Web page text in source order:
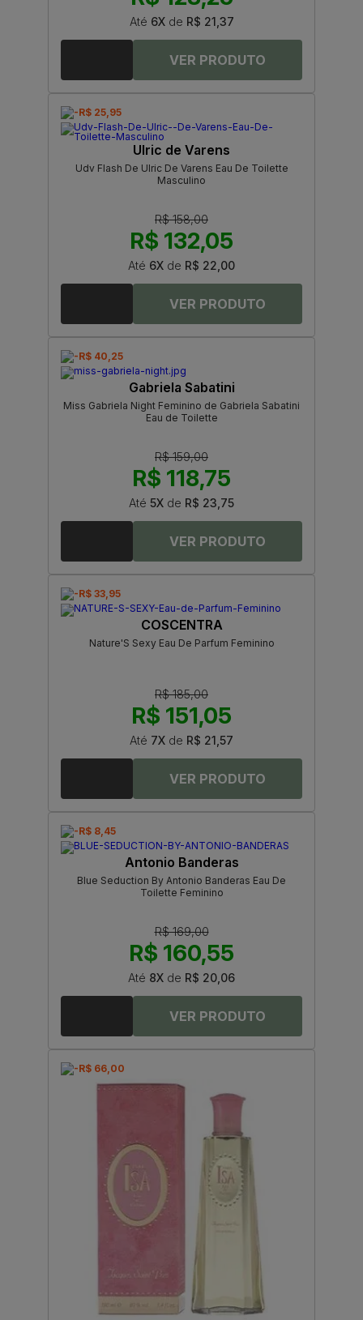
Até 6Xde R$ 21,37
-R$ 25,95
Ulric de Varens
Udv Flash De Ulric De Varens Eau De Toilette
Masculino
R$ 158,00
R$ 132,05
Até 6X de R$ 22,00
-R$ 40,25
Gabriela Sabatini
Miss Gabriela Night Feminino de Gabriela Sabatini
Eau de Toilette
R$ 159,00
R$ 118,75
Até 5X de R$ 23,75
-R$ 33,95
COSCENTRA
Nature'S Sexy Eau De Parfum Feminino
R$ 185,00
R$ 151,05
Até 7X de R$ 21,57
-R$ 8,45
Antonio Banderas
Blue Seduction By Antonio Banderas Eau De
Toilette Feminino
R$ 169,00
R$ 160,55
Até 8X de R$ 20,06
-R$ 66,00